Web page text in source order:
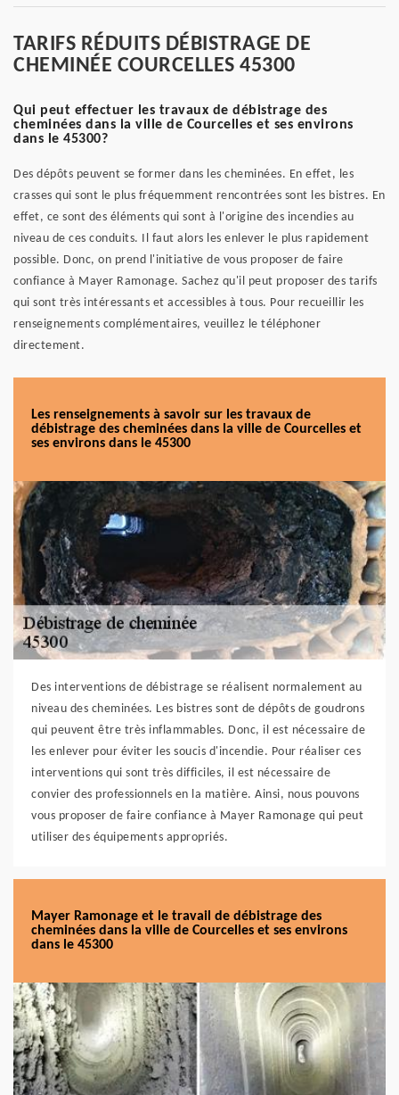
TARIFS RÉDUITS DÉBISTRAGE DE
CHEMINÉE COURCELLES 45300
Qui peut effectuer les travaux de débistrage des
cheminées dans la ville de Courcelles et ses environs
dans le 45300?
Des dépôts peuvent se former dans les cheminées. En effet, les
crasses qui sont le plus fréquemment rencontrées sont les bistres. En
effet, ce sont des éléments qui sont à l'origine des incendies au
niveau de ces conduits. Il faut alors les enlever le plus rapidement
possible. Donc, on prend l'initiative de vous proposer de faire
confiance à Mayer Ramonage. Sachez qu'il peut proposer des tarifs
qui sont très intéressants et accessibles à tous. Pour recueillir les
renseignements complémentaires, veuillez le téléphoner
directement.
Les renseignements à savoir sur les travaux de
débistrage des cheminées dans la ville de Courcelles et
ses environs dans le 45300
Des interventions de débistrage se réalisent normalement au
niveau des cheminées. Les bistres sont de dépôts de goudrons
qui peuvent être très inflammables. Donc, il est nécessaire de
les enlever pour éviter les soucis d'incendie. Pour réaliser ces
interventions qui sont très difficiles, il est nécessaire de
convier des professionnels en la matière. Ainsi, nous pouvons
vous proposer de faire confiance à Mayer Ramonage qui peut
utiliser des équipements appropriés.
Mayer Ramonage et le travail de débistrage des
cheminées dans la ville de Courcelles et ses environs
dans le 45300